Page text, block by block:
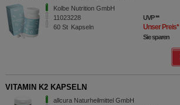
Kolbe Nutrition GmbH
11023228
60 St Kapseln
UVP**
Unser Preis*
Sie sparen
VITAMIN K2 KAPSELN
allcura Naturheilmittel GmbH